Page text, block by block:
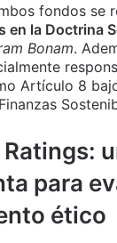
fondos se
en la Doctrina
Bonam.
Artículo 8
para
ético